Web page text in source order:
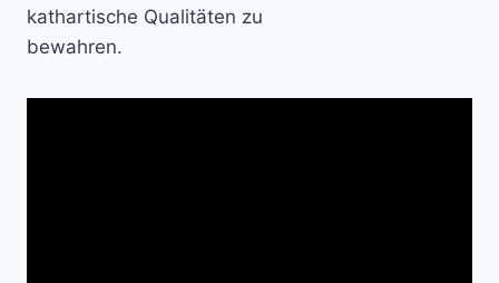
kathartische Qualitäten zu
bewahren.